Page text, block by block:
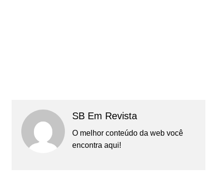
SB Em Revista
O melhor conteúdo da web você
encontra aqui!